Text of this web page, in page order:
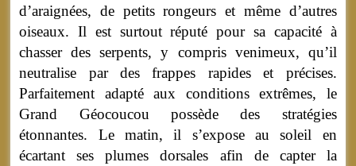
d’araignées, de petits rongeurs et même d’autres
oiseaux. Il est surtout réputé pour sa capacité à
chasser des serpents, y compris venimeux, qu’il
neutralise par des frappes rapides et précises.
Parfaitement adapté aux conditions extrêmes, le
Grand Géocoucou possède des stratégies
étonnantes. Le matin, il s’expose au soleil en
écartant ses plumes dorsales afin de capter la